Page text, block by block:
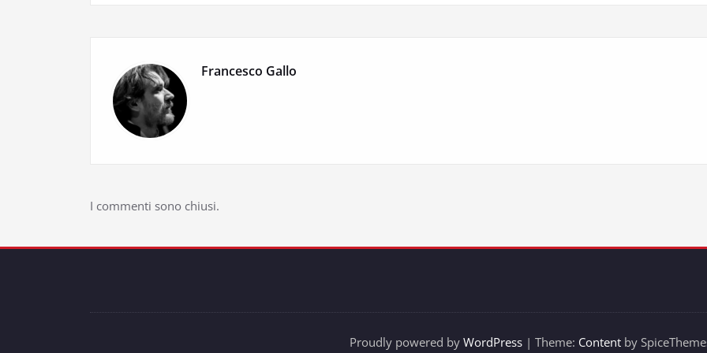
Francesco Gallo
I commenti sono chiusi.
Proudly powered by WordPress| Theme: Contentby